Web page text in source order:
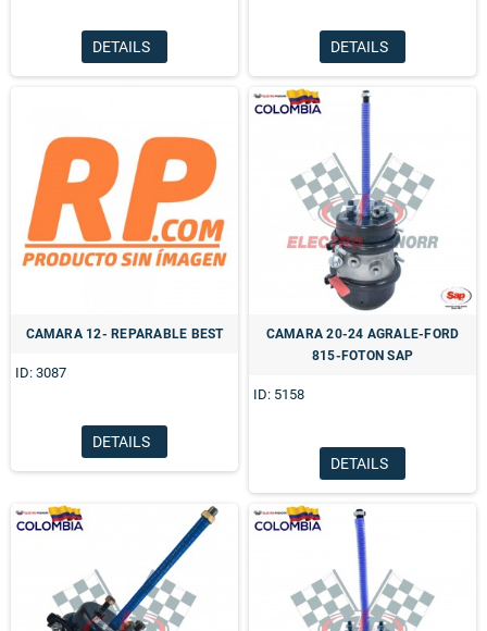
DETAILS DETAILS
CAMARA 12- REPARABLE BEST
ID: 3087
DETAILS
CAMARA 20-24 AGRALE-FORD
815-FOTON SAP
ID: 5158
DETAILS